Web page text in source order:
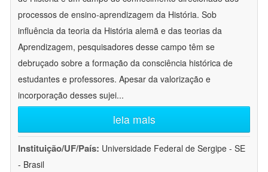
processos de ensino-aprendizagem da História. Sob
influência da teoria da História alemã e das teorias da
Aprendizagem, pesquisadores desse campo têm se
debruçado sobre a formação da consciência histórica de
estudantes e professores. Apesar da valorização e
incorporação desses sujei...
leia mais
Instituição/UF/País: Universidade Federal de Sergipe - SE
- Brasil